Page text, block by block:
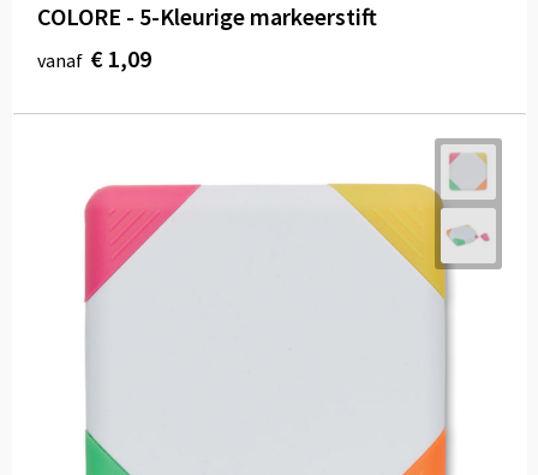
COLORE - 5-Kleurige markeerstift
vanaf € 1,09